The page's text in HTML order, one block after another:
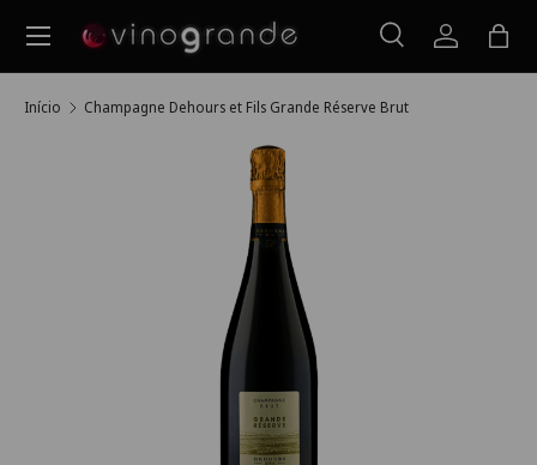
Ir para o conteúdo
Pesquisar
PesquisarIniciarSaco
Menu
Início Champagne Dehours et Fils Grande Réserve Brut